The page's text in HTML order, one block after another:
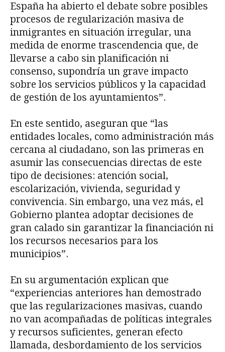
España ha abierto el debate sobre posibles
procesos de regularización masiva de
inmigrantes en situación irregular, una
medida de enorme trascendencia que, de
llevarse a cabo sin planificación ni
consenso, supondría un grave impacto
sobre los servicios públicos y la capacidad
de gestión de los ayuntamientos”.
En este sentido, aseguran que “las
entidades locales, como administración más
cercana al ciudadano, son las primeras en
asumir las consecuencias directas de este
tipo de decisiones: atención social,
escolarización, vivienda, seguridad y
convivencia. Sin embargo, una vez más, el
Gobierno plantea adoptar decisiones de
gran calado sin garantizar la financiación ni
los recursos necesarios para los
municipios”.
En su argumentación explican que
“experiencias anteriores han demostrado
que las regularizaciones masivas, cuando
no van acompañadas de políticas integrales
y recursos suficientes, generan efecto
llamada, desbordamiento de los servicios